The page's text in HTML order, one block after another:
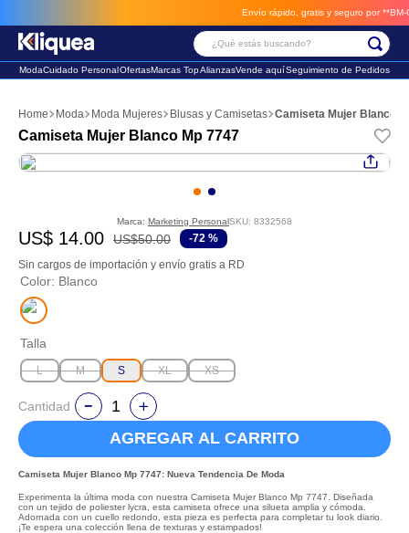
Envío rápido, gratis y seguro por **BM-
¿Qué estás buscando?
ModaCuidado PersonalOfertasMarcas TopAlianzasVende aquíSeguimiento de Pedidos
Moda Moda Mujeres Blusas y Camisetas Camiseta Mujer Blanco
Camiseta Mujer Blanco Mp 7747
Marca: Marketing PersonalSKU: 8332568
US$ 14.00 US$50.00 -72 %
Sin cargos de importación y envío gratis a RD
Color: Blanco
Talla
L M S XL XS
Cantidad
AGREGAR AL CARRITO
Camiseta Mujer Blanco Mp 7747: Nueva Tendencia De Moda
Experimenta la última moda con nuestra Camiseta Mujer Blanco Mp 7747. Diseñada
con un tejido de poliester lycra, esta camiseta ofrece una silueta amplia y cómoda.
Adornada con un cuello redondo, esta pieza es perfecta para completar tu look diario.
¡Te espera una colección llena de texturas y estampados!
2. sandalia